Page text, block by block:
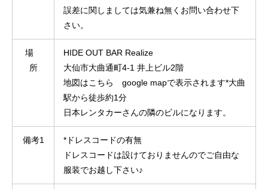
誤差に関しましては気兼ね無くお問い合わせ下
さい。
場
所
HIDE OUT BAR Realize
大仙市大曲通町4-1 井上ビル2階
地図はこちら google mapで表示されます*大曲
駅から徒歩約1分
日本レンタカーさんの隣のビルになります。
備考1
*ドレスコードの有無
ドレスコードは設けておりませんのでご自由な
服装でお越し下さい♪